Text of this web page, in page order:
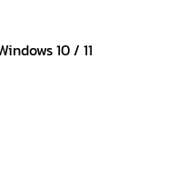
10 / 11